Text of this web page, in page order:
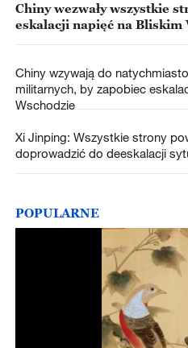
Chiny wezwały wszystkie
eskalacji napięć na
Chiny wzywają do
militarnych, by zapobiec
Wschodzie
Xi Jinping: Wszystkie strony
doprowadzić do deeskalacji
POPULARNE